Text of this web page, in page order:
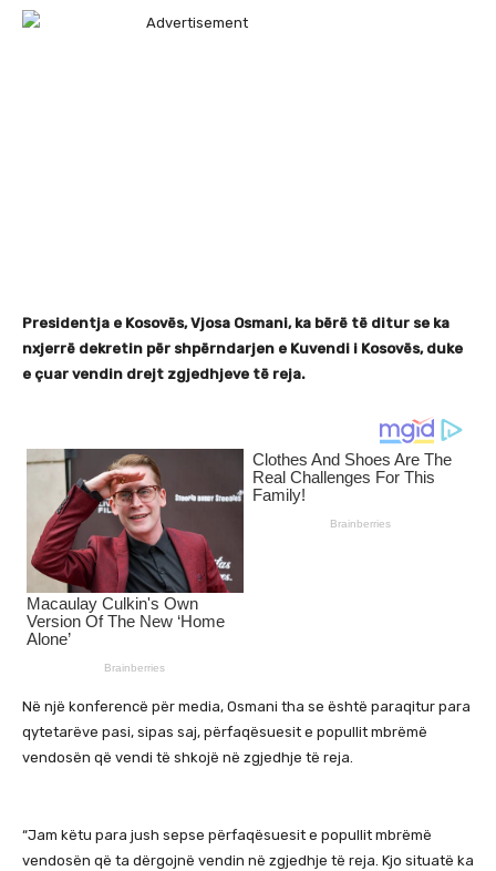
Presidentja e Kosovës, Vjosa Osmani, ka bërë të ditur se ka
nxjerrë dekretin për shpërndarjen e Kuvendi i Kosovës, duke
e çuar vendin drejt zgjedhjeve të reja.
Në një konferencë për media, Osmani tha se është paraqitur para
qytetarëve pasi, sipas saj, përfaqësuesit e popullit mbrëmë
vendosën që vendi të shkojë në zgjedhje të reja.
“Jam këtu para jush sepse përfaqësuesit e popullit mbrëmë
vendosën që ta dërgojnë vendin në zgjedhje të reja. Kjo situatë ka